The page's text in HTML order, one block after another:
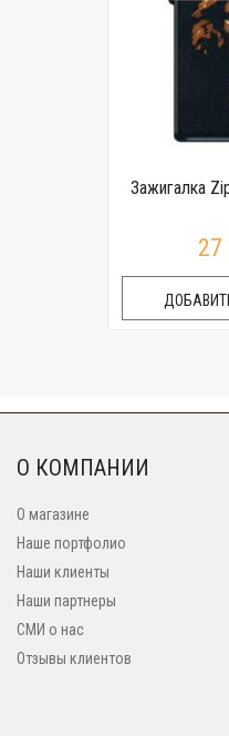
Зажигалка
27
О КОМПАНИИ
О магазине
Наше портфолио
Наши клиенты
Наши партнеры
СМИ о нас
Отзывы клиентов